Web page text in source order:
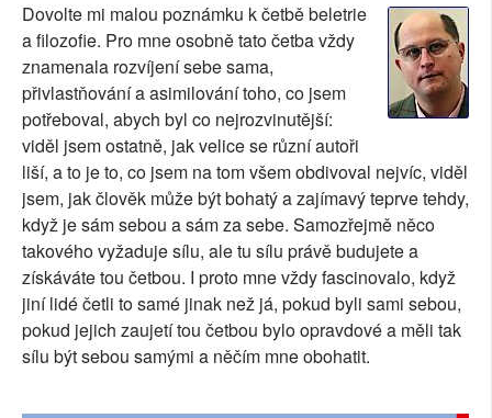
AUTOŘI
PŘÍSPĚVKY NA PROVOZ
SOCIÁLNÍ SÍTĚ
RUBRIKY
PLNÁ VERZE STRÁNEK
Dovolte mi malou poznámku k četbě beletrie
a filozofie. Pro mne osobně tato četba vždy
znamenala rozvíjení sebe sama,
přivlastňování a asimilování toho, co jsem
potřeboval, abych byl co nejrozvinutější:
viděl jsem ostatně, jak velice se různí autoři
liší, a to je to, co jsem na tom všem obdivoval nejvíc, viděl
jsem, jak člověk může být bohatý a zajímavý teprve tehdy,
když je sám sebou a sám za sebe. Samozřejmě něco
takového vyžaduje sílu, ale tu sílu právě budujete a
získáváte tou četbou. I proto mne vždy fascinovalo, když
jiní lidé četli to samé jinak než já, pokud byli sami sebou,
pokud jejich zaujetí tou četbou bylo opravdové a měli tak
sílu být sebou samými a něčím mne obohatit.